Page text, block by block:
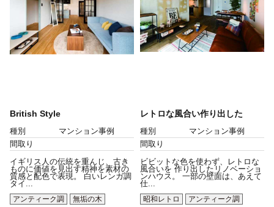
British Style
種別
マンション事例
間取り
イギリス人の伝統を重んじ、古き
ものに価値を見出す精神を素材の
質感と配色で表現。 白いレンガ調
タイ...
アンティーク調
無垢の木
レトロな風合い作り出した
種別
マンション事例
間取り
ビビットな色を使わず、レトロな
風合いを 作り出したリノベーショ
ンハウス。 一部の壁面は、あえて
仕...
昭和レトロ
アンティーク調